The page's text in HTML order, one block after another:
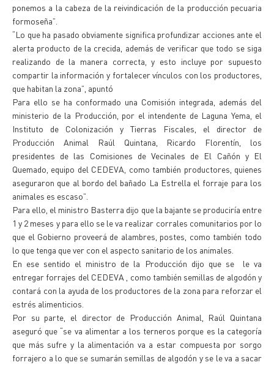
ponemos a la cabeza de la reivindicación de la producción pecuaria
formoseña”.
“Lo que ha pasado obviamente significa profundizar acciones ante el
alerta producto de la crecida, además de verificar que todo se siga
realizando de la manera correcta, y esto incluye por supuesto
compartir la información y fortalecer vínculos con los productores,
que habitan la zona”, apuntó
Para ello se ha conformado una Comisión integrada, además del
ministerio de la Producción, por el intendente de Laguna Yema, el
Instituto de Colonización y Tierras Fiscales, el director de
Producción Animal Raúl Quintana, Ricardo Florentín, los
presidentes de las Comisiones de Vecinales de El Cañón y El
Quemado, equipo del CEDEVA, como también productores, quienes
aseguraron que al bordo del bañado La Estrella el forraje para los
animales es escaso”.
Para ello, el ministro Basterra dijo que la bajante se produciría entre
1 y 2 meses y para ello se le va realizar corrales comunitarios por lo
que el Gobierno proveerá de alambres, postes, como también todo
lo que tenga que ver con el aspecto sanitario de los animales.
En ese sentido el ministro de la Producción dijo que se le va
entregar forrajes del CEDEVA , como también semillas de algodón y
contará con la ayuda de los productores de la zona para reforzar el
estrés alimenticios.
Por su parte, el director de Producción Animal, Raúl Quintana
aseguró que “se va alimentar a los terneros porque es la categoría
que más sufre y la alimentación va a estar compuesta por sorgo
forrajero a lo que se sumarán semillas de algodón y se le va a sacar